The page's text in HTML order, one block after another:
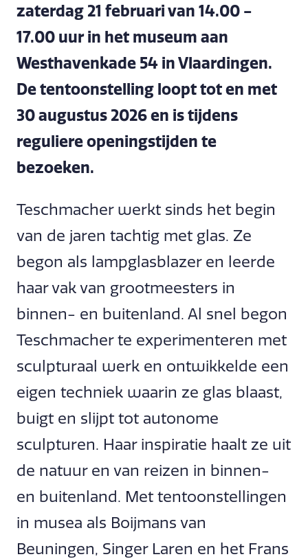
zaterdag 21 februari van 14.00 -
17.00 uur in het museum aan
Westhavenkade 54 in Vlaardingen.
De tentoonstelling loopt tot en met
30 augustus 2026 en is tijdens
reguliere openingstijden te
bezoeken.
Teschmacher werkt sinds het begin
van de jaren tachtig met glas. Ze
begon als lampglasblazer en leerde
haar vak van grootmeesters in
binnen- en buitenland. Al snel begon
Teschmacher te experimenteren met
sculpturaal werk en ontwikkelde een
eigen techniek waarin ze glas blaast,
buigt en slijpt tot autonome
sculpturen. Haar inspiratie haalt ze uit
de natuur en van reizen in binnen-
en buitenland. Met tentoonstellingen
in musea als Boijmans van
Beuningen, Singer Laren en het Frans